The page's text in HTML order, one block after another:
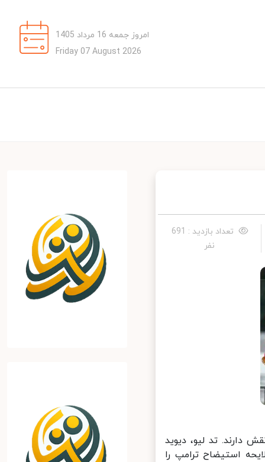
امروز جمعه 16 مرداد 1405
Friday 07 August 2026
تعداد بازدید : 691
نفر
تد لیو، دیوید
استیضاح ترامپ را